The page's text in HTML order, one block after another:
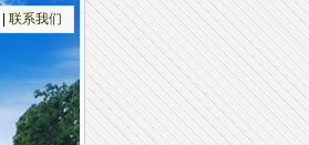
联系我们